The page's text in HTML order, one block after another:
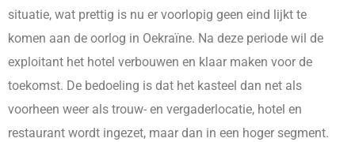
situatie, wat prettig is nu er voorlopig geen eind lijkt te
komen aan de oorlog in Oekraïne. Na deze periode wil de
exploitant het hotel verbouwen en klaar maken voor de
toekomst. De bedoeling is dat het kasteel dan net als
voorheen weer als trouw- en vergaderlocatie, hotel en
restaurant wordt ingezet, maar dan in een hoger segment.